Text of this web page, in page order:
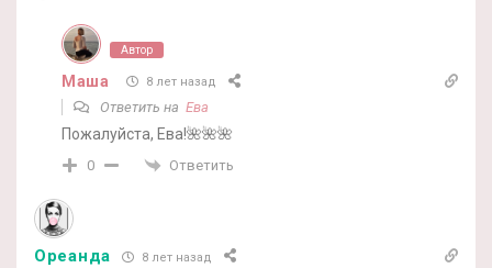
Автор
Маша 8 лет назад
Ответить на Ева
Пожалуйста, Ева!🌺🌺🌺
0 Ответить
Ореанда 8 лет назад